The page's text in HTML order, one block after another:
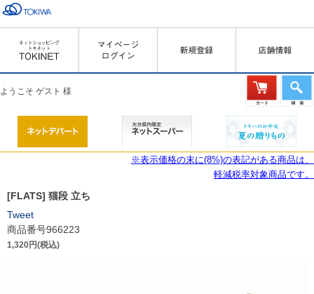
ようこそ ゲスト 様
※表示価格の末に(8%)の表記がある商品は、
軽減税率対象商品です。
[FLATS] 猫段 立ち
Tweet
商品番号966223
1,320円(税込)